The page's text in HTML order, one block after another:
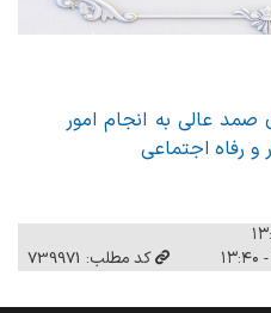
عالی به انجام امور
و رفاه اجتماعی
کد مطلب: 739971